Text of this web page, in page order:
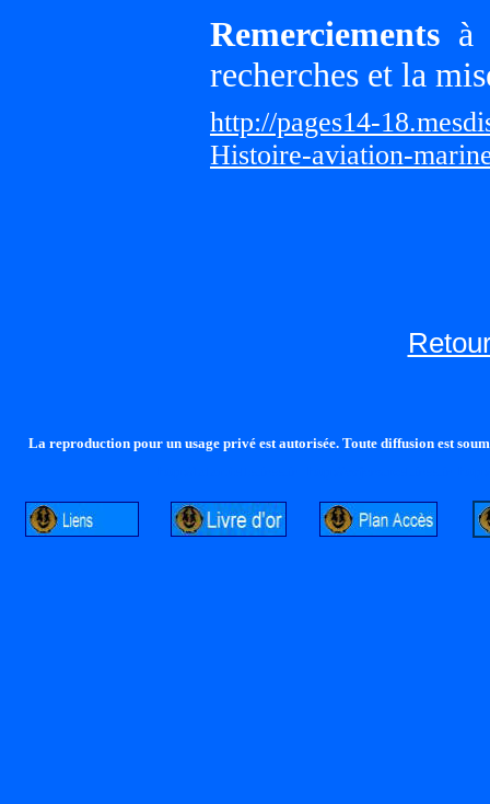
Remerciements à
recherches et la
http://pages14-
Histoire-aviation-
La reproduction pour un usage privé est autorisée. Toute diffusion est